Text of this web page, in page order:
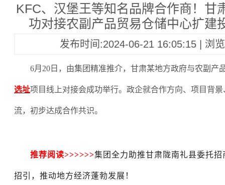
KFC、汉堡王等知名品牌合作商！甘
功对接农副产品贸易仓储中心扩建
发布时间:2024-06-21 16:05:15 | 浏
6月20日，由集团精准推介，甘肃某地方政府与农副产
选址项目线上对接会成功举行。政企就合作方向、项目背
流，初步达成合作共识。
推荐阅读>>>>>>集团全力助推甘肃陇南礼县委托
招引，推动地方经济蓬勃发展！